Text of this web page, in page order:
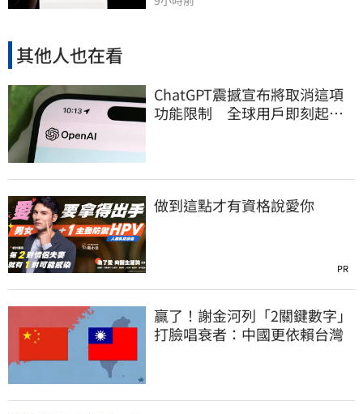
其他人也在看
ChatGPT震撼宣布將取消這項
功能限制 全球用戶即刻起
做到這點才有資格說愛你
PR
贏了！謝金河列「2關鍵數字」
打臉唱衰者：中國更依賴台灣